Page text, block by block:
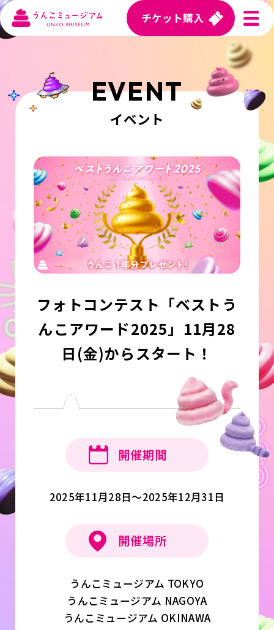
チケット購入
東京 TOKYO
横浜 YOKOHAMA
名古屋 NAGOYA
沖縄 OKINAWA
横浜 YOKOHAMA
名古屋 NAGOYA
沖縄 OKINAWA
日本語 ENGLISH 简体中文
EVENT
イベント
フォトコンテスト「ベストう
んこアワード2025」11月28
日(金)からスタート！
開催期間
2025年11月28日〜2025年12月31日
開催場所
うんこミュージアム TOKYO
うんこミュージアム NAGOYA
うんこミュージアム OKINAWA